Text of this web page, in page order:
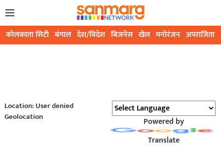
कोलकाता सिटी बंगाल देश/विदेश बिजनेस खेल मनोरंजन अपराजिता
Location: User denied
Geolocation
Powered by
Translate